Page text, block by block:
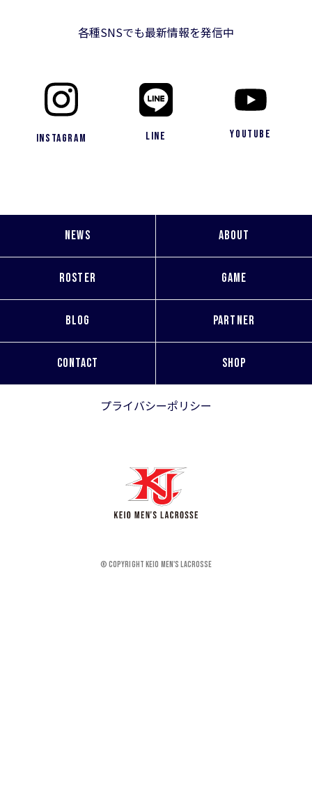
各種SNSでも最新情報を発信中
Instagram LINE YouTube
NEWS ABOUT
ROSTER GAME
BLOG PARTNER
CONTACT SHOP
プライバシーポリシー
© Copyright KEIO MEN'S LACROSSE